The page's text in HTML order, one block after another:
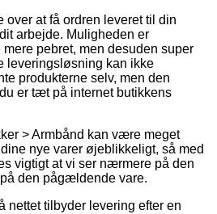
at få ordren leveret til din
arbejde. Muligheden er
pebret, men desuden super
leveringsløsning kan ikke
produkterne selv, men den
er tæt på internet butikkens
> Armbånd kan være meget
nye varer øjeblikkeligt, så med
vigtigt at vi ser nærmere på den
den pågældende vare.
nettet tilbyder levering efter en